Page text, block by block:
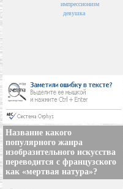
импрессионизм
девушка
Название какого
популярного жанра
изобразительного искусства
переводится с французского
как «мертвая натура»?